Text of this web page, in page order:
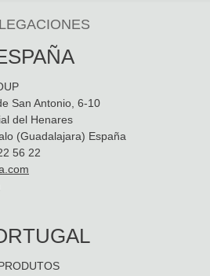
San Antonio, 6-10
del Henares
(Guadalajara) España
56 22